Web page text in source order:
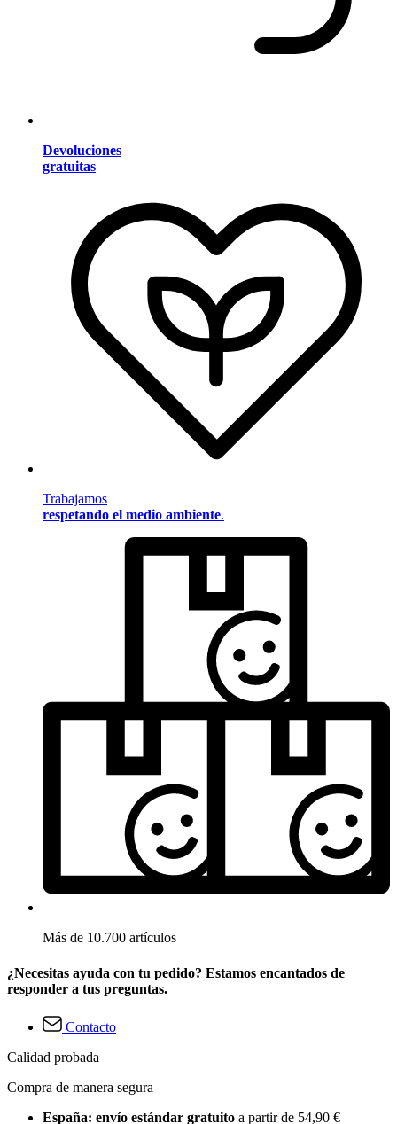
Devoluciones
gratuitas
Trabajamos
respetando el medio ambiente.
Más de 10.700 artículos
¿Necesitas ayuda con tu pedido? Estamos encantados de
responder a tus preguntas.
Contacto
Calidad probada
Compra de manera segura
España: envío estándar gratuito a partir de 54,90 €